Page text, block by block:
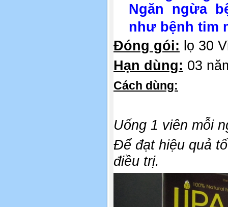
Ngăn ngừa
như bệnh tim
Đóng gói: lọ 30
Hạn dùng: 03
Cách dùng:
Uống 1 viên mỗi
Để đạt hiệu quả
điều trị.